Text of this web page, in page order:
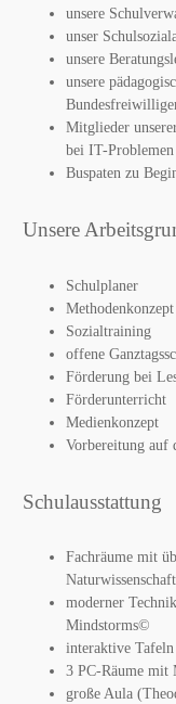
unsere
unser
unsere
unsere
Mitglieder
bei IT-
Buspaten zu
Unsere
Schulplaner
Methodenkonzept
Sozialtraining
offene
Förderung bei
Förderunterricht
Medienkonzept
Vorbereitung auf
Schulausstattung
Fachräume mit
moderner
Mindstorms©
interaktive
3 PC-Räume
große Aula